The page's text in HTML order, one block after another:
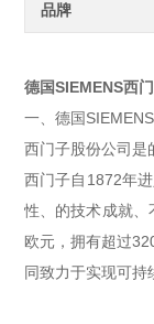
品牌
德国SIEMENS西
一、德国
西门子股份公司是
西门子自1872年
性、的技术成就
欧元，拥有超过
同致力于实现可持